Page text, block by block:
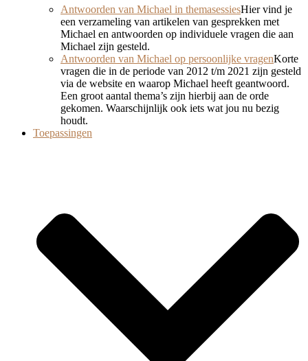
Antwoorden van Michael in themasessiesHier vind je
een verzameling van artikelen van gesprekken met
Michael en antwoorden op individuele vragen die aan
Michael zijn gesteld.
Antwoorden van Michael op persoonlijke vragenKorte
vragen die in de periode van 2012 t/m 2021 zijn gesteld
via de website en waarop Michael heeft geantwoord.
Een groot aantal thema’s zijn hierbij aan de orde
gekomen. Waarschijnlijk ook iets wat jou nu bezig
houdt.
Toepassingen